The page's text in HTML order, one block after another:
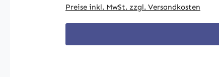
Preise inkl. MwSt. zzgl. Versandkosten